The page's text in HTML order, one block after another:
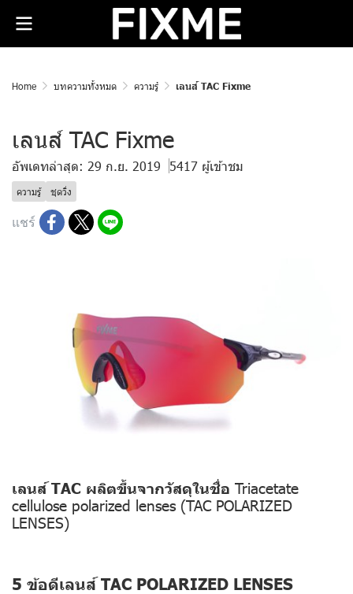
Home บทความทั้งหมด ความรู้ เลนส์ TAC Fixme
เลนส์ TAC Fixme
อัพเดทล่าสุด: 29 ก.ย. 2019 5417 ผู้เข้าชม
ความรู้ ชุดวิ่ง
แชร์
เลนส์ TAC ผลิตขึ้นจากวัสดุในชื่อ Triacetate
cellulose polarized lenses (TAC POLARIZED
LENSES)
5 ข้อดีเลนส์ TAC POLARIZED LENSES